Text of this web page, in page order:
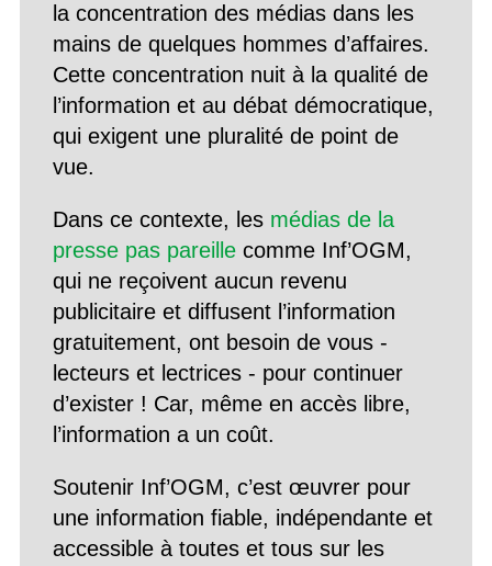
la concentration des médias dans les
mains de quelques hommes d’affaires.
Cette concentration nuit à la qualité de
l’information et au débat démocratique,
qui exigent une pluralité de point de
vue.
Dans ce contexte, les médias de la
presse pas pareillecomme Inf’OGM,
qui ne reçoivent aucun revenu
publicitaire et diffusent l’information
gratuitement, ont besoin de vous -
lecteurs et lectrices - pour continuer
d’exister ! Car, même en accès libre,
l’information a un coût.
Soutenir Inf’OGM, c’est œuvrer pour
une information fiable, indépendante et
accessible à toutes et tous sur les